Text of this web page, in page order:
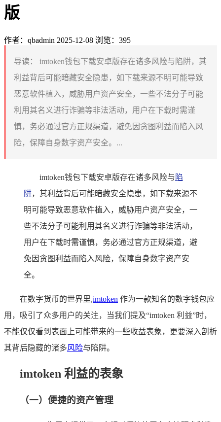
版
作者：qbadmin 2025-12-08 浏览：395
导读：
imtoken钱包下载安卓版存在诸多风险与陷阱，其
利益背后可能暗藏安全隐患，如下载来源不明可能导致
恶意软件植入，威胁用户资产安全，一些不法分子可能
利用其名义进行诈骗等非法活动，用户在下载时需谨
慎，务必通过官方正规渠道，避免因贪图利益而陷入风
险，保障自身数字资产安全。...
imtoken钱包下载安卓版存在诸多风险与 陷
阱，其利益背后可能暗藏安全隐患，如下载来源不
明可能导致恶意软件植入，威胁用户资产安全，一
些不法分子可能利用其名义进行诈骗等非法活动，
用户在下载时需谨慎，务必通过官方正规渠道，避
免因贪图利益而陷入风险，保障自身数字资产安
全。
在数字货币的世界里,imtoken 作为一款知名的数字钱包应
用，吸引了众多用户的关注，当我们提及“imtoken 利益”时，
不能仅仅看到表面上可能带来的一些收益表象，更要深入剖析
其背后隐藏的诸多风险与陷阱。
imtoken 利益的表象
（一）便捷的资产管理